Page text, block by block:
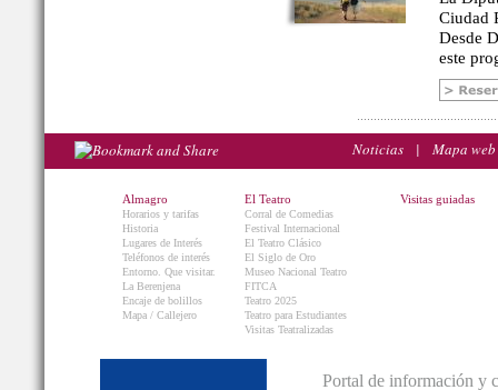
Ciudad
Desde
este
Noticias | Mapa web
Almagro
Horarios y tarifas
Historia
Lugares de Interés
Teléfonos de interés
Entorno. Que visitar.
La Berenjena
Encaje de bolillos
Mapa / Callejero
El Teatro
Corral de Comedias
Festival Internacional
El Teatro Clásico
El Siglo de Oro
Museo Nacional Teatro
FITCA
Teatro 2025
Teatro para Estudiantes
Visitas Teatralizadas
Visitas guiadas
Portal de información y